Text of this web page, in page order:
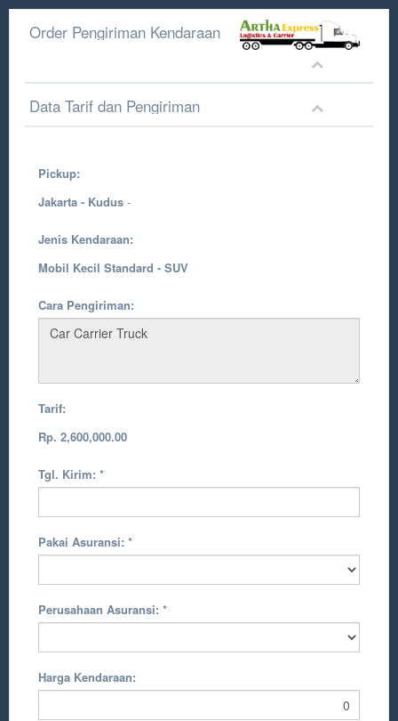
Order Pengiriman Kendaraan
Data Tarif dan Pengiriman
Pickup:
Jakarta - Kudus -
Jenis Kendaraan:
Mobil Kecil Standard - SUV
Cara Pengiriman:
Tarif:
Rp. 2,600,000.00
Tgl. Kirim: *
Pakai Asuransi: *
Perusahaan Asuransi: *
Harga Kendaraan: